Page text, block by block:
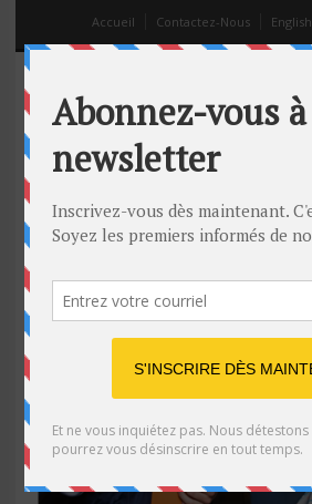
Accueil Contactez-Nous English
premièere rencontre